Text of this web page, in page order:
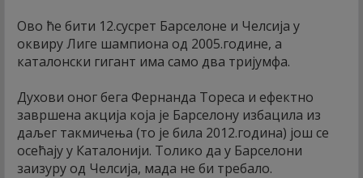
Ово ће бити 12.сусрет Барселоне и Челсија у
оквиру Лиге шампиона од 2005.године, а
каталонски гигант има само два тријумфа.
Духови оног бега Фернанда Тореса и ефектно
завршена акција која је Барселону избацила из
даљег такмичења (то је била 2012.година) још се
осећају у Каталонији. Толико да у Барселони
заизуру од Челсија, мада не би требало.